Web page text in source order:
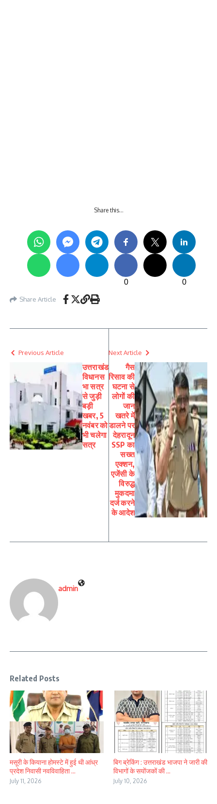
Share this…
0 0
Share Article
Previous Article
उत्तराखंड
विधानस
भा सत्र
से जुड़ी
बड़ी
खबर, 5
नवंबर को
भी चलेगा
सत्र
Next Article
गैस
रिसाव की
घटना से
लोगों की
जान
खतरे में
डालने पर
देहरादून
SSP का
सख्त
एक्शन,
एजेंसी के
विरुद्ध
मुकदमा
दर्ज करने
के आदेश
admin
Related Posts
मसूरी के कियाना होमस्टे में हुई थी आंध्र
प्रदेश निवासी नवविवाहिता ...
July 11, 2026
बिग ब्रेकिंग : उत्तराखंड भाजपा ने जारी की
विभागों के सयोंजकों की ...
July 10, 2026